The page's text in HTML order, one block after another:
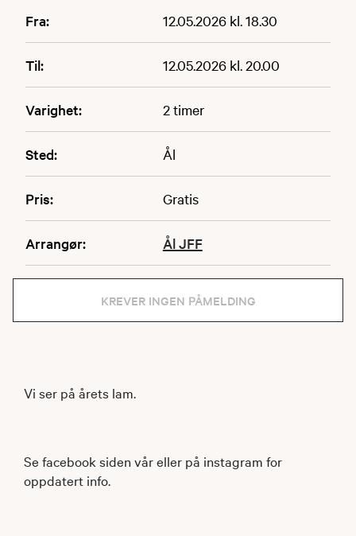
Fra: 12.05.2026 kl. 18.30
Til: 12.05.2026 kl. 20.00
Varighet: 2 timer
Sted: Ål
Pris: Gratis
Arrangør: Ål JFF
KREVER INGEN PÅMELDING
Vi ser på årets lam.
Se facebook siden vår eller på instagram for
oppdatert info.